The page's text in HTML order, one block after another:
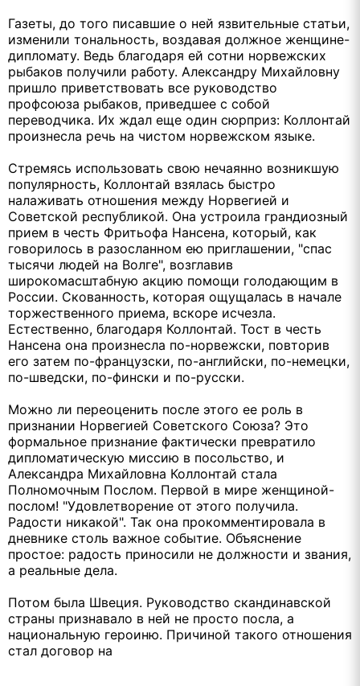
Газеты, до того писавшие о ней язвительные статьи,
изменили тональность, воздавая должное женщине-
дипломату. Ведь благодаря ей сотни норвежских
рыбаков получили работу. Александру Михайловну
пришло приветствовать все руководство
профсоюза рыбаков, приведшее с собой
переводчика. Их ждал еще один сюрприз: Коллонтай
произнесла речь на чистом норвежском языке.
Стремясь использовать свою нечаянно возникшую
популярность, Коллонтай взялась быстро
налаживать отношения между Норвегией и
Советской республикой. Она устроила грандиозный
прием в честь Фритьофа Нансена, который, как
говорилось в разосланном ею приглашении, "спас
тысячи людей на Волге", возглавив
широкомасштабную акцию помощи голодающим в
России. Скованность, которая ощущалась в начале
торжественного приема, вскоре исчезла.
Естественно, благодаря Коллонтай. Тост в честь
Нансена она произнесла по-норвежски, повторив
его затем по-французски, по-английски, по-немецки,
по-шведски, по-фински и по-русски.
Можно ли переоценить после этого ее роль в
признании Норвегией Советского Союза? Это
формальное признание фактически превратило
дипломатическую миссию в посольство, и
Александра Михайловна Коллонтай стала
Полномочным Послом. Первой в мире женщиной-
послом! "Удовлетворение от этого получила.
Радости никакой". Так она прокомментировала в
дневнике столь важное событие. Объяснение
простое: радость приносили не должности и звания,
а реальные дела.
Потом была Швеция. Руководство скандинавской
страны признавало в ней не просто посла, а
национальную героиню. Причиной такого отношения
стал договор на